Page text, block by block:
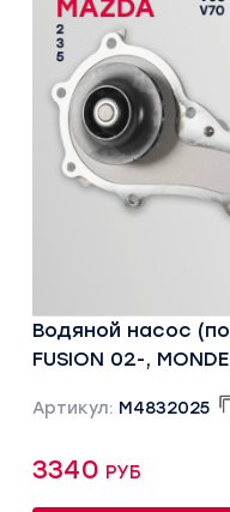
Водяной насос
FUSION 02-,
Артикул: M4832025
3340 руб